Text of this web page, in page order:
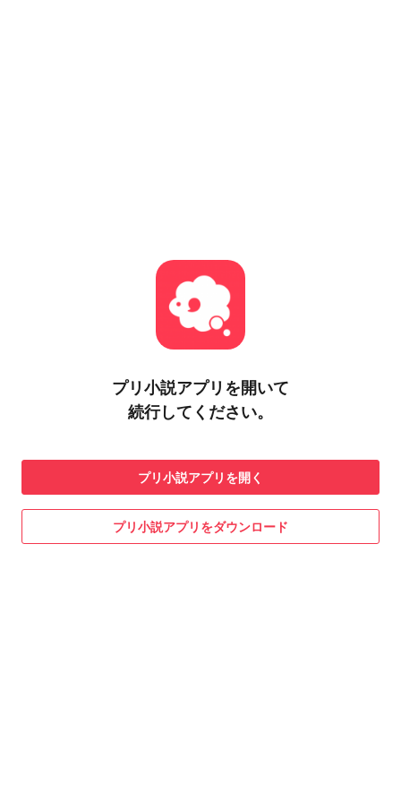
プリ小説アプリを開いて
続行してください。
プリ小説アプリを開く
プリ小説アプリをダウンロード